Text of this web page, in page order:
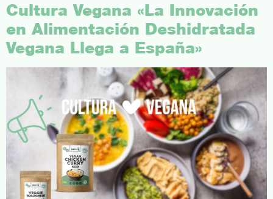
Cultura Vegana «La Innovación
en Alimentación Deshidratada
Vegana Llega a España»